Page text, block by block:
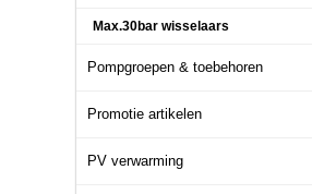
Max.30bar wisselaars
Pompgroepen & toebehoren
Promotie artikelen
PV verwarming